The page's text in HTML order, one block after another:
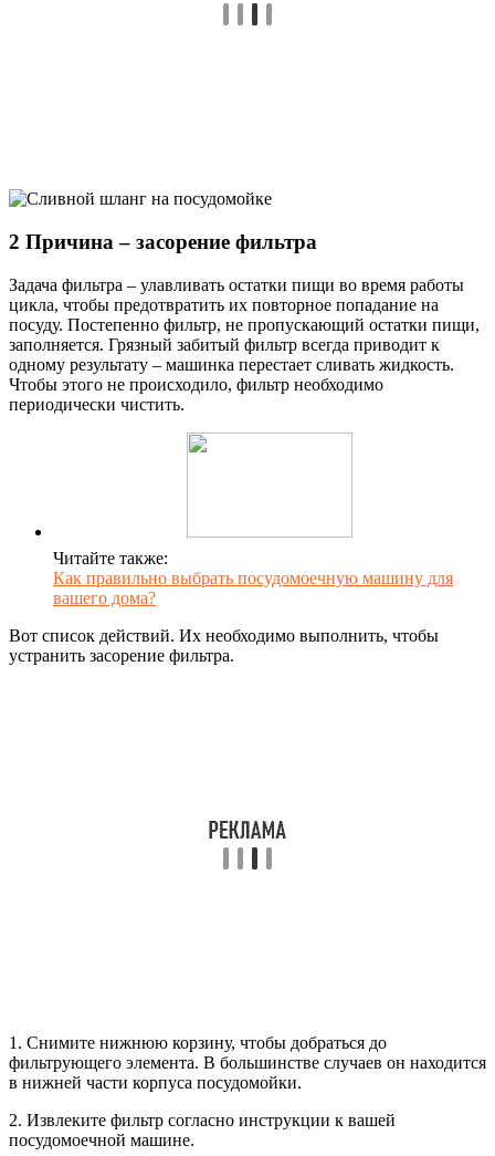
2 Причина – засорение фильтра
Задача фильтра – улавливать остатки пищи во время работы
цикла, чтобы предотвратить их повторное попадание на
посуду. Постепенно фильтр, не пропускающий остатки пищи,
заполняется. Грязный забитый фильтр всегда приводит к
одному результату – машинка перестает сливать жидкость.
Чтобы этого не происходило, фильтр необходимо
периодически чистить.
Читайте также:
Как правильно выбрать посудомоечную машину для
вашего дома?
Вот список действий. Их необходимо выполнить, чтобы
устранить засорение фильтра.
1. Снимите нижнюю корзину, чтобы добраться до
фильтрующего элемента. В большинстве случаев он находится
в нижней части корпуса посудомойки.
2. Извлеките фильтр согласно инструкции к вашей
посудомоечной машине.